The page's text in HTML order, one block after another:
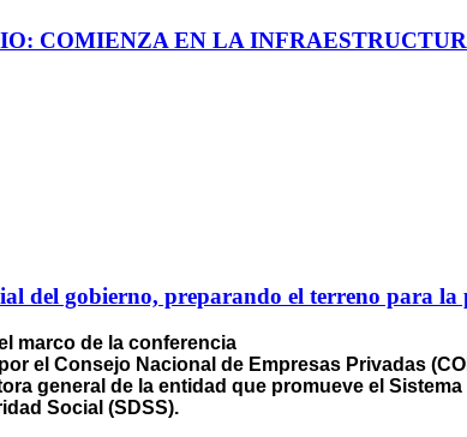
COMIENZA EN LA
del gobierno, preparando el terreno para
marco de la conferencia
el Consejo Nacional de Empresas Privadas
general de la entidad que promueve el Sistema
Social (SDSS).